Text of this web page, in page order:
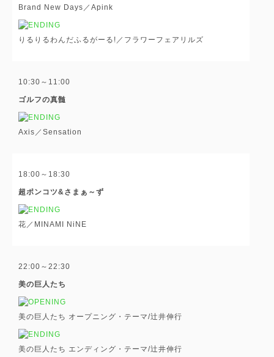
Brand New Days／Apink
りるりるわんだふるがーる!／フラワーフェアリルズ
10:30～11:00
ゴルフの真髄
Axis／Sensation
18:00～18:30
超ポンコツ&さまぁ～ず
花／MINAMI NiNE
22:00～22:30
美の巨人たち
美の巨人たち オープニング・テーマ/辻井伸行
美の巨人たち エンディング・テーマ/辻井伸行